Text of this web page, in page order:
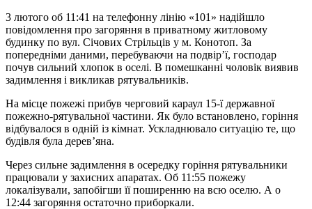
3 лютого об 11:41 на телефонну лінію «101» надійшло
повідомлення про загоряння в приватному житловому
будинку по вул. Січових Стрільців у м. Конотоп. За
попередніми даними, перебуваючи на подвір’ї, господар
почув сильний хлопок в оселі. В помешканні чоловік виявив
задимлення і викликав рятувальників.
На місце пожежі прибув черговий караул 15-ї державної
пожежно-рятувальної частини. Як було встановлено, горіння
відбувалося в одній із кімнат. Ускладнювало ситуацію те, що
будівля була дерев’яна.
Через сильне задимлення в осередку горіння рятувальники
працювали у захисних апаратах. Об 11:55 пожежу
локалізували, запобігши її поширенню на всю оселю. А о
12:44 загоряння остаточно приборкали.